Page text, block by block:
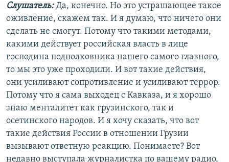
Слушатель:Да, конечно. Но это устрашающее такое
оживление, скажем так. И я думаю, что ничего они
сделать не смогут. Потому что такими методами,
какими действует российская власть в лице
господина подполковника нашего самого главного,
то мы это уже проходили. И вот такие действия,
они усиливают сопротивление и усиливают террор.
Потому что я сама выходец с Кавказа, и я хорошо
знаю менталитет как грузинского, так и
осетинского народов. И я хочу сказать, что вот
такие действия России в отношении Грузии
вызывают ответную реакцию. Понимаете? Вот
недавно выступала журналистка по вашему радио,